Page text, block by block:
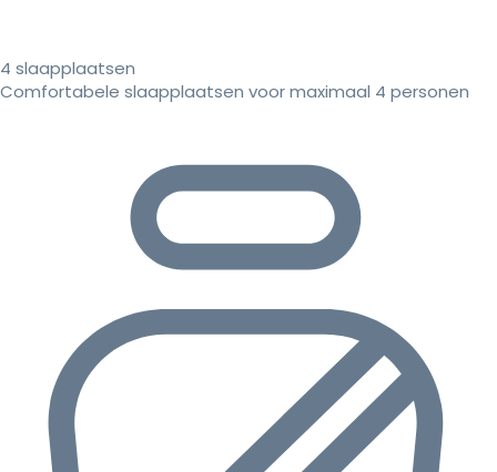
4 slaapplaatsen
Comfortabele slaapplaatsen voor maximaal 4 personen